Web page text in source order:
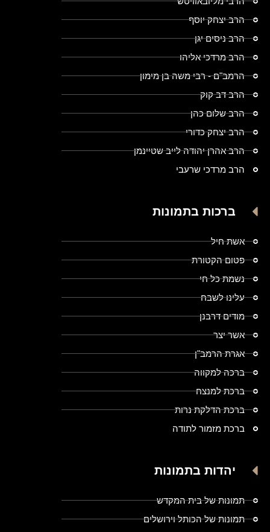
הרב יצחק יוסף
הרב ניסים יגן
הרב מרדכי אליהו
הרמב"ם - רבי משה בן מימון
הרב דב קוק
הרב שלום כהן
הרב יצחק כדורי
הרב אהרן יהודה לייב שטיינמן
הרב מרדכי שרעבי
ברכות בתמונות
אשת חיל
פטום הקטורת
נשמת כל חי
עלינו לשבח
מודים דרבנן
אשר יצר
אגרת הרמב"ן
ברכה למקווה
ברכת למנצח
ברכת הדלקת נרות
ברכת מזמור לתודה
יהדות בתמונות
תמונות של בית המקדש
תמונות של הכותל וירושלים